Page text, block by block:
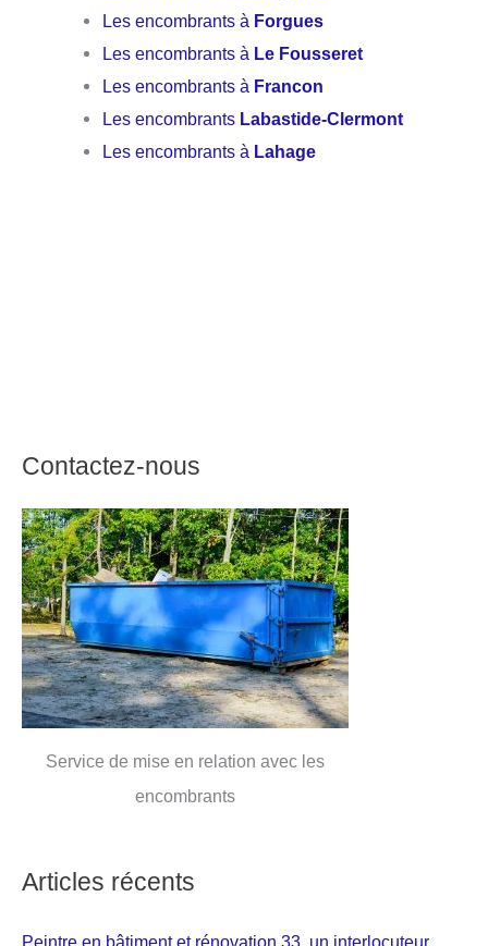
Les encombrants à Forgues
Les encombrants à Le Fousseret
Les encombrants à Francon
Les encombrants Labastide-Clermont
Les encombrants à Lahage
Contactez-nous
Service de mise en relation avec les
encombrants
Articles récents
Peintre en bâtiment et rénovation 33, un interlocuteur